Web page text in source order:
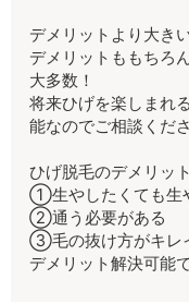
デメリットより大き
デメリットももちろ
大多数！
将来ひげを楽しまれ
能なのでご相談くださ
ひげ脱毛のデメリット
①生やしたくても生
②通う必要がある
③毛の抜け方がキレ
デメリット解決可能